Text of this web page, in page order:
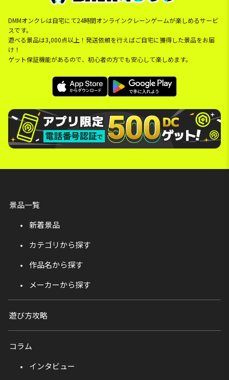
DMMオンクレは自宅にて24時間オンラインクレーンゲームが楽しめるサービ
スです。
遊べる景品は3,000点以上！発送依頼を行えばご自宅に獲得した景品をお届
け！
ゲット保証機能があるので、初心者の方でも安心して楽しめます。
景品一覧
新着景品
カテゴリから探す
作品名から探す
メーカーから探す
遊び方攻略
コラム
インタビュー